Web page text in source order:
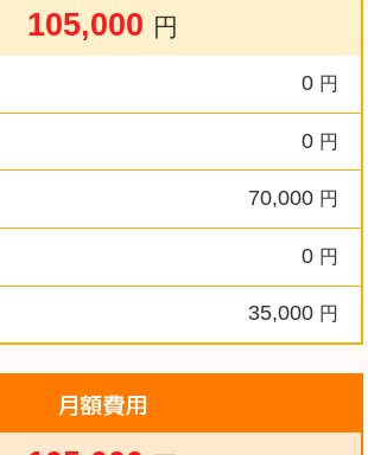
105,000 円
0 円
0 円
70,000 円
0 円
35,000 円
月額費用